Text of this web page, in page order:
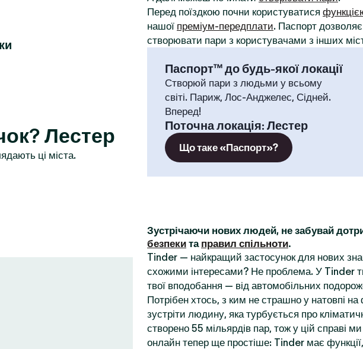
Лестер
ці міста.
Перед поїздкою почни користуватися
нашої преміум-передплати. Паспорт
створювати пари з користувачами з інших
Паспорт™ до будь-якої локації
Створюй пари з людьми у всьому
світі. Париж, Лос-Анджелес, Сідней.
Вперед!
Поточна локація: Лестер
Що таке «Паспорт»?
Зустрічаючи нових людей, не забувай
безпеки та правил спільноти.
Tinder — найкращий застосунок для нових
схожими інтересами? Не проблема. У Tinder
твої вподобання — від автомобільних
Потрібен хтось, з ким не страшно у натовпі
зустріти людину, яка турбується про
створено 55 мільярдів пар, тож у цій справі
онлайн тепер ще простіше: Tinder має